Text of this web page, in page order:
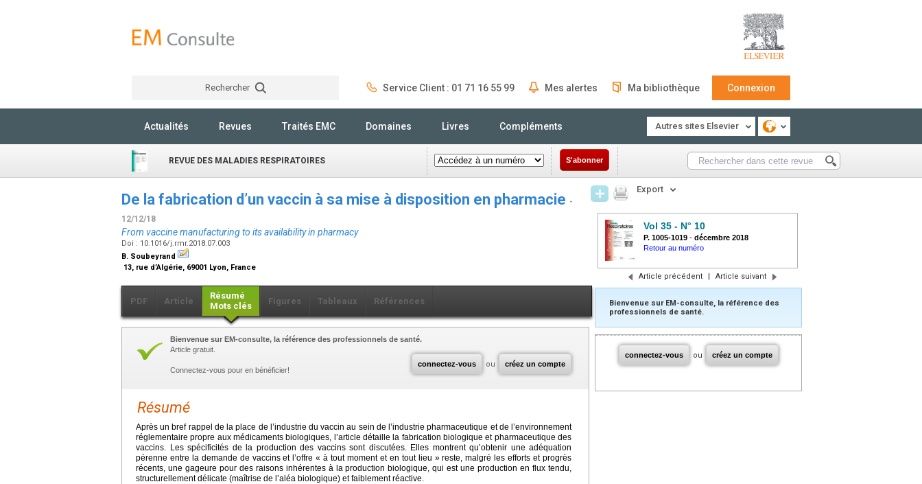
Rechercher Service Client : 01 71 16 55 99 Mes alertes Ma bibliothèque Connexion
Actualités Revues Traités EMC Domaines Livres Compléments Autres sites Elsevier
REVUE DES MALADIES RESPIRATOIRES S'abonner
De la fabrication d’un vaccin à sa mise à disposition en pharmacie -
12/12/18
From vaccine manufacturing to its availability in pharmacy
Doi : 10.1016/j.rmr.2018.07.003
B. Soubeyrand
13, rue d’Algérie, 69001 Lyon, France
PDF Article
Résumé
Mots clés
Figures Tableaux Références
connectez-vous ou créez un compte
Bienvenue sur EM-consulte, la référence des professionnels de santé.
Article gratuit.
Connectez-vous pour en bénéficier!
Résumé
Après un bref rappel de la place de l’industrie du vaccin au sein de l’industrie pharmaceutique et de l’environnement
réglementaire propre aux médicaments biologiques, l’article détaille la fabrication biologique et pharmaceutique des
vaccins. Les spécificités de la production des vaccins sont discutées. Elles montrent qu’obtenir une adéquation
pérenne entre la demande de vaccins et l’offre « à tout moment et en tout lieu » reste, malgré les efforts et progrès
récents, une gageure pour des raisons inhérentes à la production biologique, qui est une production en flux tendu,
structurellement délicate (maîtrise de l’aléa biologique) et faiblement réactive.
Export
Vol 35 - N° 10
P. 1005-1019 - décembre 2018
Retour au numéro
Article précédent | Article suivant
Bienvenue sur EM-consulte, la référence des
professionnels de santé.
connectez-vous ou créez un compte